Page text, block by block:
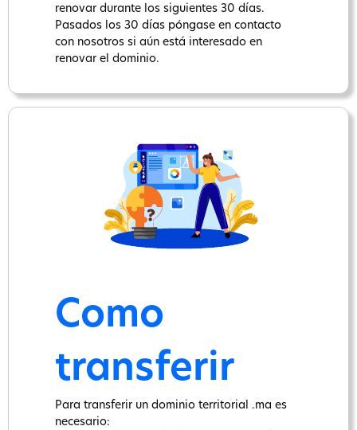
renovar durante los siguientes 30 días.
Pasados los 30 días póngase en contacto
con nosotros si aún está interesado en
renovar el dominio.
Como
transferir
Para transferir un dominio territorial .ma es
necesario: